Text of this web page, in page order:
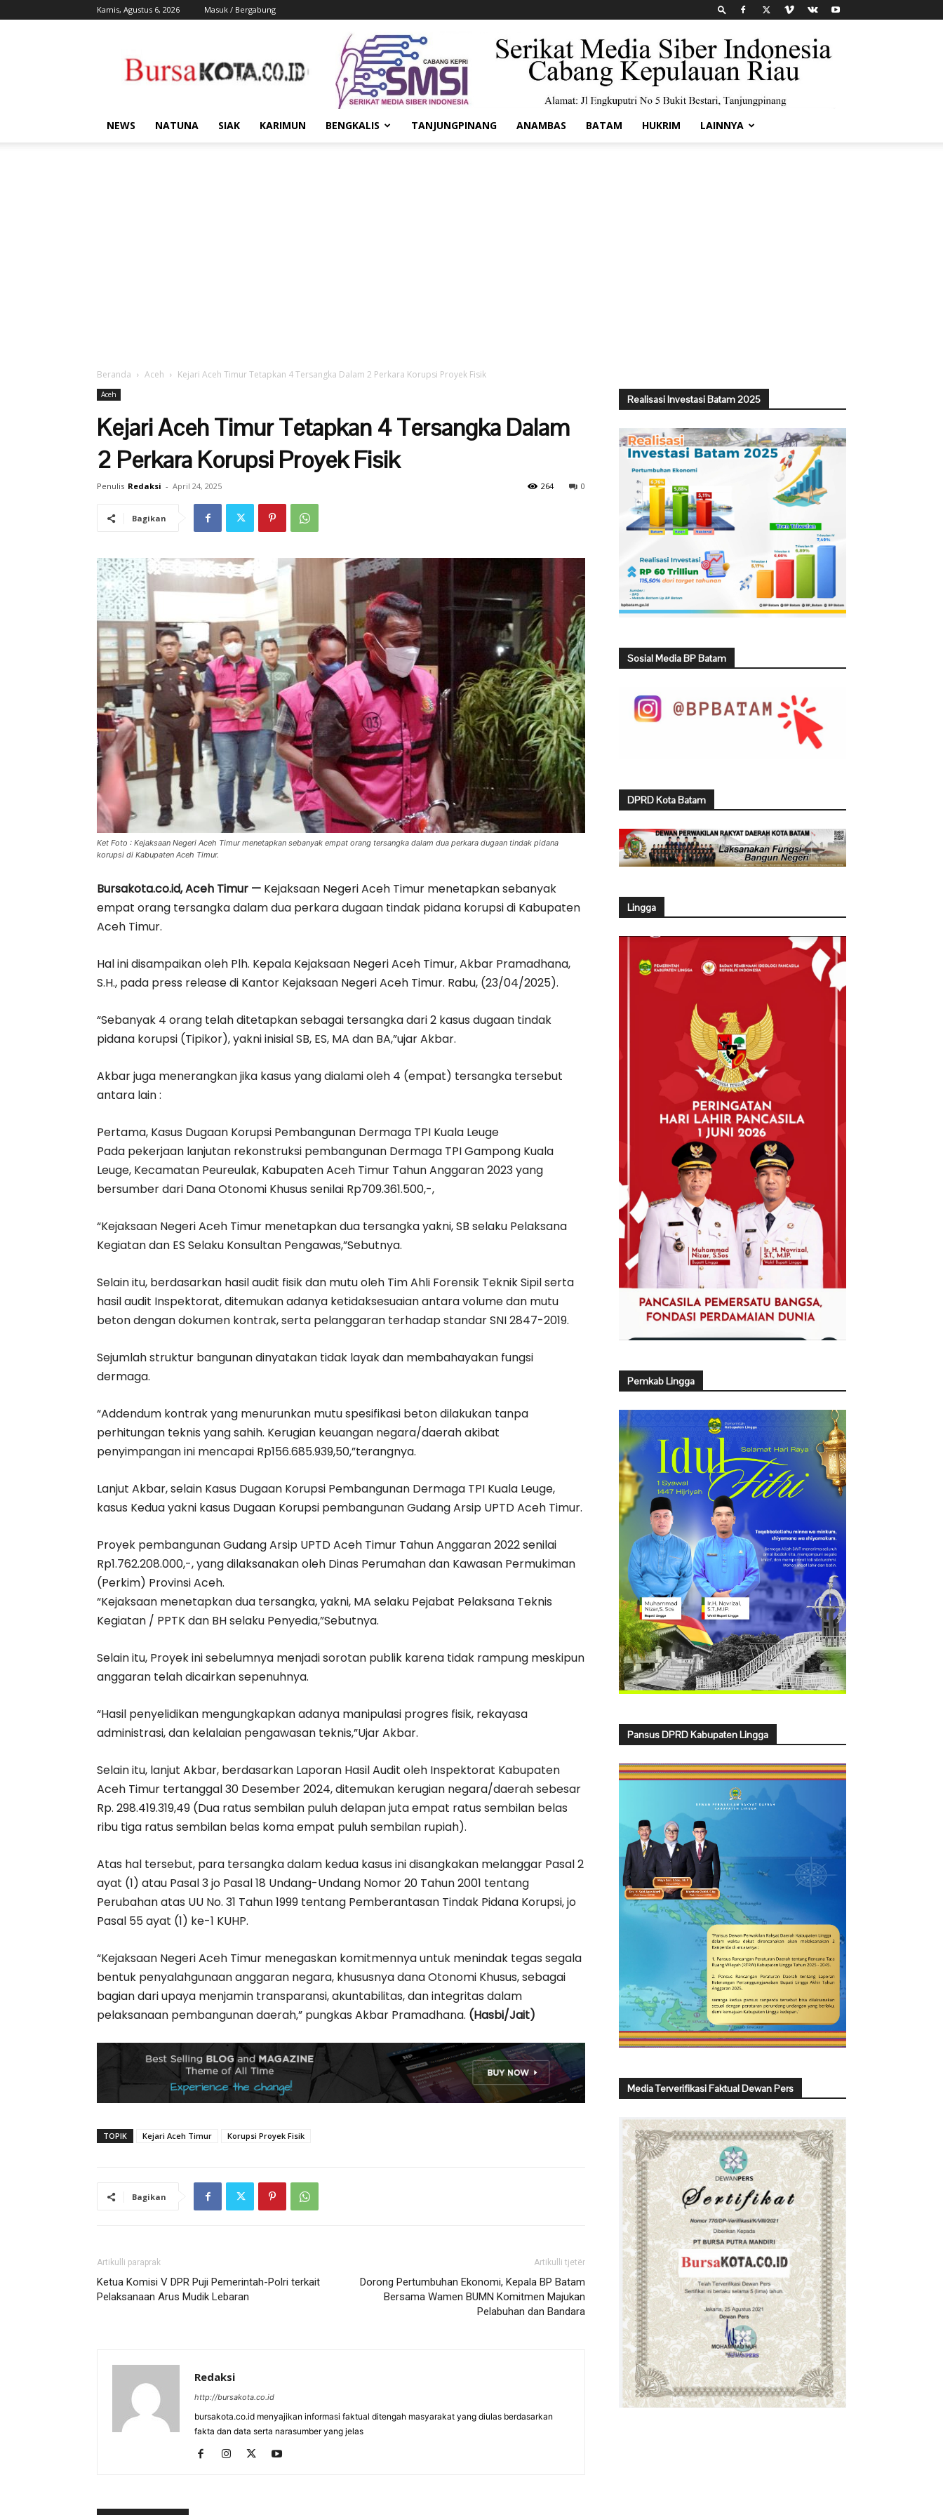
Kamis, Agustus 6, 2026 Masuk / Bergabung
Kota
NEWS NATUNA SIAK KARIMUN BENGKALIS TANJUNGPINANG ANAMBAS BATAM HUKRIM LAINNYA
Beranda Aceh Kejari Aceh Timur Tetapkan 4 Tersangka Dalam 2 Perkara Korupsi Proyek Fisik
Aceh
Kejari Aceh Timur Tetapkan 4 Tersangka Dalam
2 Perkara Korupsi Proyek Fisik
Penulis Redaksi - April 24, 2025 0
264
Bagikan
Ket Foto : Kejaksaan Negeri Aceh Timur menetapkan sebanyak empat orang tersangka dalam dua perkara dugaan tindak pidana
korupsi di Kabupaten Aceh Timur.
Bursakota.co.id, Aceh Timur — Kejaksaan Negeri Aceh Timur menetapkan sebanyak
empat orang tersangka dalam dua perkara dugaan tindak pidana korupsi di Kabupaten
Aceh Timur.
Hal ini disampaikan oleh Plh. Kepala Kejaksaan Negeri Aceh Timur, Akbar Pramadhana,
S.H., pada press release di Kantor Kejaksaan Negeri Aceh Timur. Rabu, (23/04/2025).
“Sebanyak 4 orang telah ditetapkan sebagai tersangka dari 2 kasus dugaan tindak
pidana korupsi (Tipikor), yakni inisial SB, ES, MA dan BA,”ujar Akbar.
Akbar juga menerangkan jika kasus yang dialami oleh 4 (empat) tersangka tersebut
antara lain :
Pertama, Kasus Dugaan Korupsi Pembangunan Dermaga TPI Kuala Leuge
Pada pekerjaan lanjutan rekonstruksi pembangunan Dermaga TPI Gampong Kuala
Leuge, Kecamatan Peureulak, Kabupaten Aceh Timur Tahun Anggaran 2023 yang
bersumber dari Dana Otonomi Khusus senilai Rp709.361.500,-,
“Kejaksaan Negeri Aceh Timur menetapkan dua tersangka yakni, SB selaku Pelaksana
Kegiatan dan ES Selaku Konsultan Pengawas,”Sebutnya.
Selain itu, berdasarkan hasil audit fisik dan mutu oleh Tim Ahli Forensik Teknik Sipil serta
hasil audit Inspektorat, ditemukan adanya ketidaksesuaian antara volume dan mutu
beton dengan dokumen kontrak, serta pelanggaran terhadap standar SNI 2847-2019.
Sejumlah struktur bangunan dinyatakan tidak layak dan membahayakan fungsi
dermaga.
“Addendum kontrak yang menurunkan mutu spesifikasi beton dilakukan tanpa
perhitungan teknis yang sahih. Kerugian keuangan negara/daerah akibat
penyimpangan ini mencapai Rp156.685.939,50,”terangnya.
Lanjut Akbar, selain Kasus Dugaan Korupsi Pembangunan Dermaga TPI Kuala Leuge,
kasus Kedua yakni kasus Dugaan Korupsi pembangunan Gudang Arsip UPTD Aceh Timur.
Proyek pembangunan Gudang Arsip UPTD Aceh Timur Tahun Anggaran 2022 senilai
Rp1.762.208.000,-, yang dilaksanakan oleh Dinas Perumahan dan Kawasan Permukiman
(Perkim) Provinsi Aceh.
“Kejaksaan menetapkan dua tersangka, yakni, MA selaku Pejabat Pelaksana Teknis
Kegiatan / PPTK dan BH selaku Penyedia,”Sebutnya.
Selain itu, Proyek ini sebelumnya menjadi sorotan publik karena tidak rampung meskipun
anggaran telah dicairkan sepenuhnya.
“Hasil penyelidikan mengungkapkan adanya manipulasi progres fisik, rekayasa
administrasi, dan kelalaian pengawasan teknis,”Ujar Akbar.
Selain itu, lanjut Akbar, berdasarkan Laporan Hasil Audit oleh Inspektorat Kabupaten
Aceh Timur tertanggal 30 Desember 2024, ditemukan kerugian negara/daerah sebesar
Rp. 298.419.319,49 (Dua ratus sembilan puluh delapan juta empat ratus sembilan belas
ribu tiga ratus sembilan belas koma empat puluh sembilan rupiah).
Atas hal tersebut, para tersangka dalam kedua kasus ini disangkakan melanggar Pasal 2
ayat (1) atau Pasal 3 jo Pasal 18 Undang-Undang Nomor 20 Tahun 2001 tentang
Perubahan atas UU No. 31 Tahun 1999 tentang Pemberantasan Tindak Pidana Korupsi, jo
Pasal 55 ayat (1) ke-1 KUHP.
“Kejaksaan Negeri Aceh Timur menegaskan komitmennya untuk menindak tegas segala
bentuk penyalahgunaan anggaran negara, khususnya dana Otonomi Khusus, sebagai
bagian dari upaya menjamin transparansi, akuntabilitas, dan integritas dalam
pelaksanaan pembangunan daerah,” pungkas Akbar Pramadhana. (Hasbi/Jait)
TOPIK Kejari Aceh Timur Korupsi Proyek Fisik
Bagikan
Artikulli paraprak
Ketua Komisi V DPR Puji Pemerintah-Polri terkait
Pelaksanaan Arus Mudik Lebaran
Artikulli tjetër
Dorong Pertumbuhan Ekonomi, Kepala BP Batam
Bersama Wamen BUMN Komitmen Majukan
Pelabuhan dan Bandara
Redaksi
http://bursakota.co.id
bursakota.co.id menyajikan informasi faktual ditengah masyarakat yang diulas berdasarkan
fakta dan data serta narasumber yang jelas
Realisasi Investasi Batam 2025
Sosial Media BP Batam
DPRD Kota Batam
Lingga
Pemkab Lingga
Pansus DPRD Kabupaten Lingga
Media Terverifikasi Faktual Dewan Pers